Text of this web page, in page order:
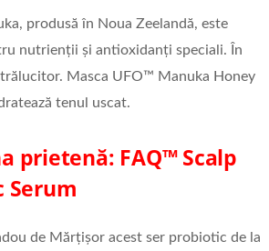
produsă în Noua Zeelandă, este
nutrienții și antioxidanți speciali. În
Masca UFO™ Manuka Honey
tenul uscat.
prietenă: FAQ™ Scalp
Serum
de Mărțișor acest ser probiotic de la